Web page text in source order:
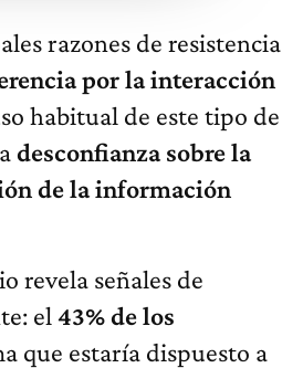
razones de resistencia
por la interacción
habitual de este tipo de
desconfianza sobre la
de la información
revela señales de
el 43% de los
que estaría dispuesto a